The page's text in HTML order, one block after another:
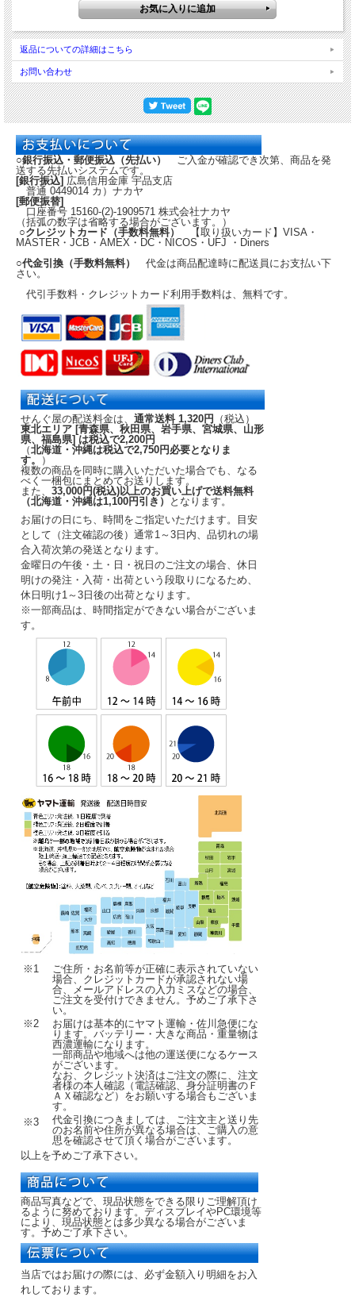
返品についての詳細はこちら
お問い合わせ
○銀行振込・郵便振込（先払い）
ご入金が確認でき次第、商品を発
送する先払いシステムです。
[銀行振込] 広島信用金庫 宇品支店
普通 0449014 カ）ナカヤ
[郵便振替]
口座番号 15160-(2)-1909571 株式会社ナカヤ
（括弧の数字は省略する場合がございます。）
○クレジットカード（手数料無料）
【取り扱いカード】VISA・
MASTER・JCB・AMEX・DC・NICOS・UFJ ・Diners
○代金引換（手数料無料） 代金は商品配達時に配送員にお支払い下
さい。
代引手数料・クレジットカード利用手数料は、無料です。
せんぐ屋の配送料金は、 通常送料 1,320円
（税込）
東北エリア [青森県、秋田県、岩手県、宮城県、山形
県、福島県] は税込で2,200円
（北海道・沖縄は税込で2,750円必要となりま
す。
）
複数の商品を同時に購入いただいた場合でも、なる
べく一梱包にまとめてお送りします。
また、 33,000円(税込)以上のお買い上げで送料無料
（北海道・沖縄は1,100円引き）
となります。
お届けの日にち、時間をご指定いただけます。
目安
として（注文確認の後） 通常1～3日内 、品切れの場
合入荷次第の発送となります。
金曜日の午後・土・日・祝日のご注文の場合、休日
明けの発注・入荷・出荷という段取りになるため、
休日明け1～3日後の出荷となります。
※一部商品は、時間指定ができない場合がございま
す。
※1
ご住所・お名前等が正確に表示されていない
場合、クレジットカードが承認されない場
合、メールアドレスの入力ミスなどの場合、
ご注文を受付けできません。予めご了承下さ
い。
※2
お届けは基本的にヤマト運輸・佐川急便にな
ります。バッテリー・大きな商品・重量物は
西濃運輸になります。
一部商品や地域へは他の運送便になるケース
がございます。
なお、クレジット決済はご注文の際に、注文
者様の本人確認（電話確認、身分証明書のＦ
ＡＸ確認など）をお願いする場合もございま
す。
※3
代金引換につきましては、ご注文主と送り先
のお名前や住所が異なる場合は、ご購入の意
思を確認させて頂く場合がございます。
以上を予めご了承下さい。
商品写真などで、現品状態をできる限りご理解頂け
るように努めております。ディスプレイやPC環境等
により、現品状態とは多少異なる場合がございま
す。予めご了承下さい。
当店ではお届けの際には、必ず金額入り明細をお入
れしております。